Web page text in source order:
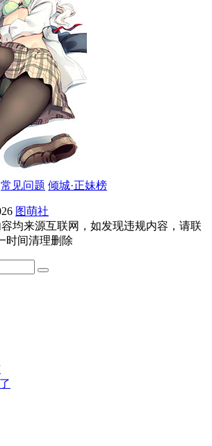
常见问题 倾城·正妹榜
图萌社
均来源互联网，如发现违规内容，请联
时间清理删除